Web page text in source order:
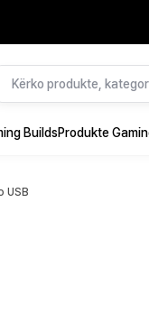
BuildsProdukte
USB